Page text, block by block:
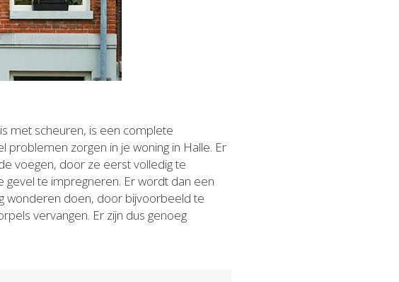
met scheuren, is een complete
problemen zorgen in je woning in Halle. Er
voegen, door ze eerst volledig te
te impregneren. Er wordt dan een
wonderen doen, door bijvoorbeeld te
vervangen. Er zijn dus genoeg